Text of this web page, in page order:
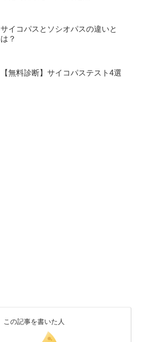
サイコパスとソシオパスの違いと
は？
【無料診断】サイコパステスト4選
この記事を書いた人